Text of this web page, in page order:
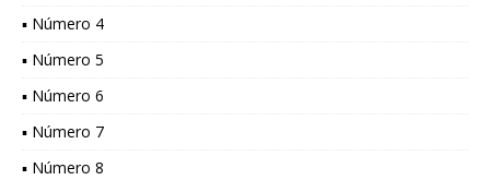
▪ Número 4
▪ Número 5
▪ Número 6
▪ Número 7
▪ Número 8